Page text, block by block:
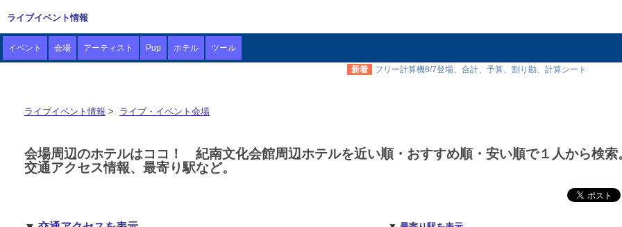
ライブイベント情報
イベント 会場 アーティスト Pup ホテル ツール
新着 フリー計算機8/7登場、合計、予算、割り勘、計算シート
ライブイベント情報 > ライブ・イベント会場
会場周辺のホテルはココ！ 紀南文化会館周辺ホテルを近い順・おすすめ順・安い順で１人から検索
交通アクセス情報、最寄り駅など。